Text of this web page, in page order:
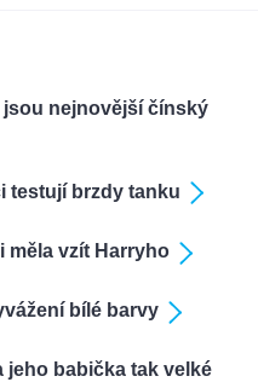
jsou nejnovější čínský
testují brzdy tanku
měla vzít Harryho
bílé barvy
jeho babička tak velké